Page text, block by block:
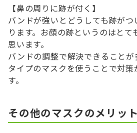
【鼻の周りに跡が付く】
バンドが強いとどうしても跡がつ
ります。お顔の跡というのはとて
思います。
バンドの調整で解決できること
タイプのマスクを使うことで対策
す。
その他のマスクのメリッ